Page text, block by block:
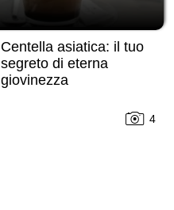
Centella asiatica: il tuo
segreto di eterna
giovinezza
4